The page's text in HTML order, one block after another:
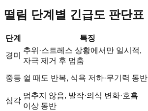
떨림 단계별 긴급도 판단표
단계 특징
경미
추위·스트레스 상황에서만 일시적,
자극 제거 후 멈춤
중등 쉴 때도 반복, 식욕 저하·무기력 동반
심각
멈추지 않음, 발작·의식 변화·호흡
이상 동반